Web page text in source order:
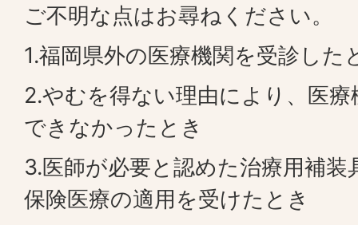
ご不明な点はお尋ねください。
1.福岡県外の医療機関を受診した
2.やむを得ない理由により、医
できなかったとき
3.医師が必要と認めた治療用補
保険医療の適用を受けたとき